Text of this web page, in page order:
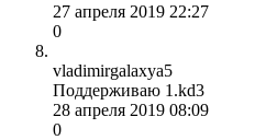
27 апреля 2019 22:27
0
vladimirgalaxya5
Поддерживаю 1.kd3
28 апреля 2019 08:09
0